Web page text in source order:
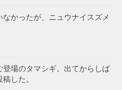
なかったが、ニュウナイスズメ
登場のタマシギ。出てからしば
した。